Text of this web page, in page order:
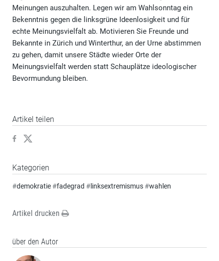
Meinungen auszuhalten. Legen wir am Wahlsonntag ein
Bekenntnis gegen die linksgrüne Ideenlosigkeit und für
echte Meinungsvielfalt ab. Motivieren Sie Freunde und
Bekannte in Zürich und Winterthur, an der Urne abstimmen
zu gehen, damit unsere Städte wieder Orte der
Meinungsvielfalt werden statt Schauplätze ideologischer
Bevormundung bleiben.
Artikel teilen
Kategorien
#demokratie#fadegrad # linksextremismus#wahlen
Artikel drucken
über den Autor